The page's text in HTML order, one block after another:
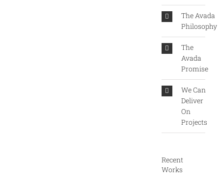
The Avada
Philosophy
The
Avada
Promise
We Can
Deliver
On
Projects
Recent
Works